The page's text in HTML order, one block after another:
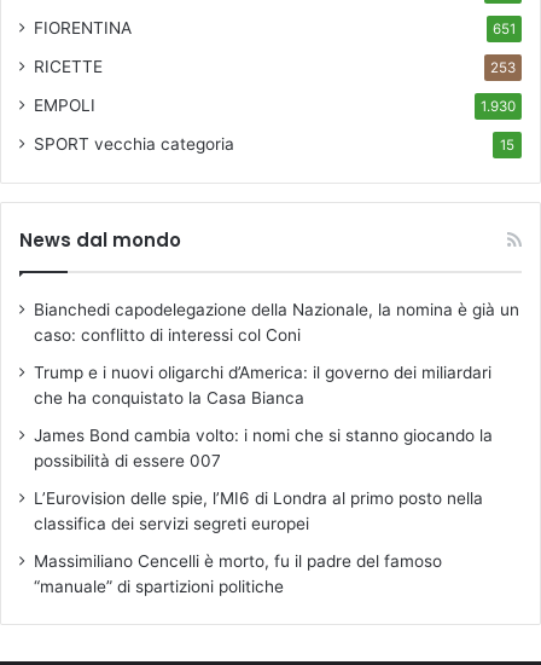
FIORENTINA 651
RICETTE 253
EMPOLI 1.930
SPORT vecchia categoria 15
News dal mondo
Bianchedi capodelegazione della Nazionale, la nomina è già un
caso: conflitto di interessi col Coni
Trump e i nuovi oligarchi d’America: il governo dei miliardari
che ha conquistato la Casa Bianca
James Bond cambia volto: i nomi che si stanno giocando la
possibilità di essere 007
L’Eurovision delle spie, l’MI6 di Londra al primo posto nella
classifica dei servizi segreti europei
Massimiliano Cencelli è morto, fu il padre del famoso
“manuale” di spartizioni politiche